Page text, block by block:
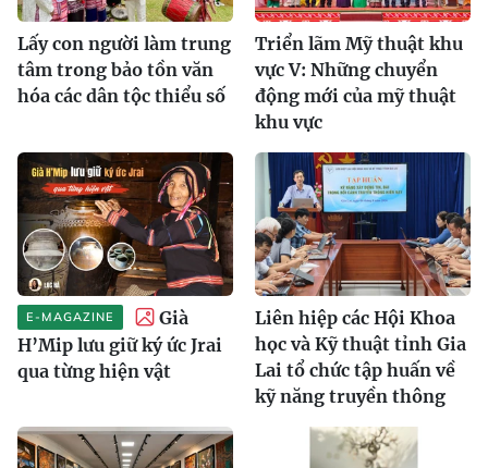
Lấy con người làm trung
tâm trong bảo tồn văn
hóa các dân tộc thiểu số
Triển lãm Mỹ thuật khu
vực V: Những chuyển
động mới của mỹ thuật
khu vực
E-MAGAZINE
Già
H’Mip lưu giữ ký ức Jrai
qua từng hiện vật
Liên hiệp các Hội Khoa
học và Kỹ thuật tỉnh Gia
Lai tổ chức tập huấn về
kỹ năng truyền thông